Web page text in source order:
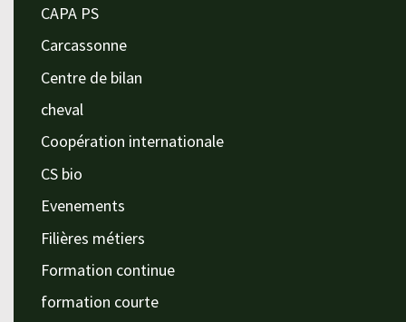
CAPA PS
Carcassonne
Centre de bilan
cheval
Coopération internationale
CS bio
Evenements
Filières métiers
Formation continue
formation courte